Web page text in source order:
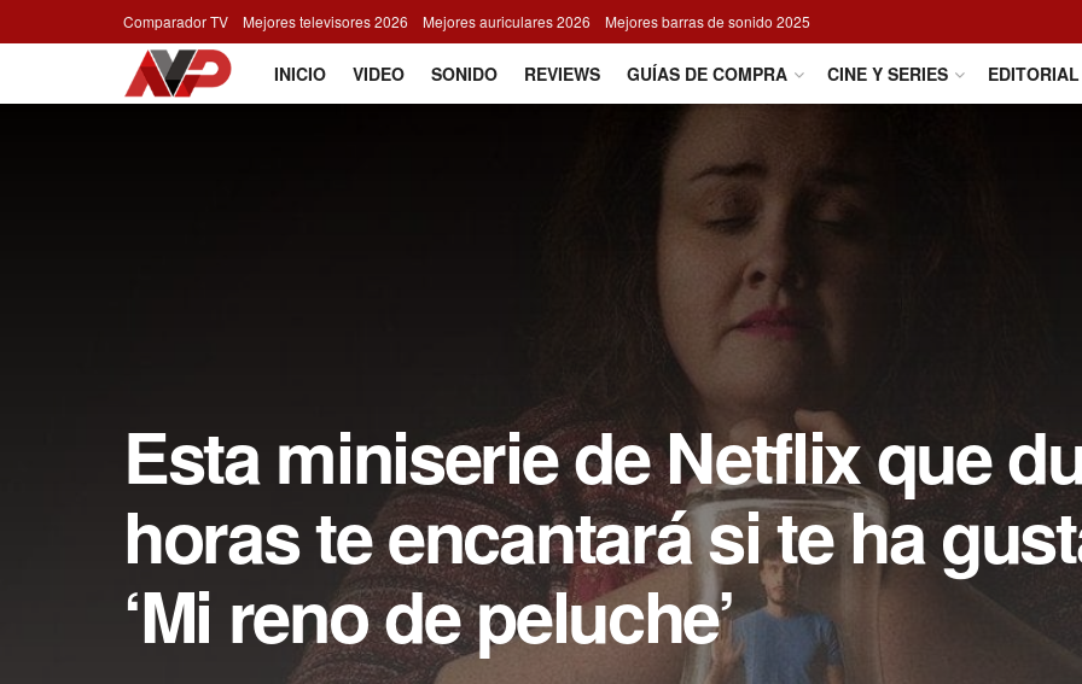
Comparador TV Mejores televisores 2026 Mejores auriculares 2026 Mejores barras de sonido 2025
INICIO VIDEO SONIDO REVIEWS GUÍAS DE COMPRA CINE Y SERIES EDITORIAL
Esta miniserie de Netflix que
horas te encantará si te ha
‘Mi reno de peluche’